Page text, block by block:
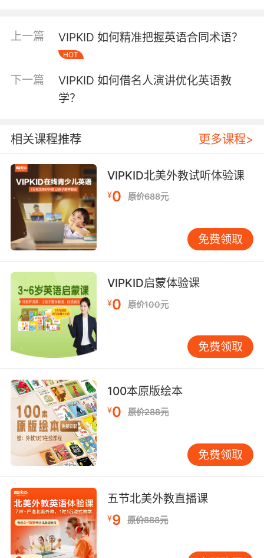
二、文化内涵与语言特色 体育解说术语是民族文
祷用语，特指绝境中的长传赌注；而“walk-off
homer”（再见全垒打）则映射北美棒球文化的戏
贯）时引入网球四大满贯赛事的文化背景，帮助
学员理解语言背后的文化基因。 隐喻修辞是解说
术语的显著特征。“iceberg melts”（冰山融化，
形容高尔夫球入水）以自然现象比喻失误，
“pick-pocket pass”（扒窃式传球，形容隐蔽助
攻）则用生活场景类比赛场瞬间。这种语言特质
要求教学者培养学员的联想思维，VIPKID开发的
“Sport Metaphors”互动游戏，通过匹配术语与
画面训练学员的隐喻表达能力。
三、教学应用与认知建构 在VIPKID的L4-L6高阶
课程中，体育解说术语成为培养批判性思维的载
体。教师引导学员对比中美解说风格差异：英超
解说偏好“fist-pumping”（握拳庆祝）等肢体化
表达，而电竞解说常用“baron steal”（抢大龙）
等游戏专属术语。通过分析ESPN与Twitch主播
的语料库，学员发现专业解说需兼顾技术准确性
与情绪感染力。 多模态教学实践显示，结合AR技
术的虚拟观赛模式能显著提升学习效果。当学员
佩戴设备“亲临”超级碗现场时，实时弹出的术语
注解（如“field goal block”拦网成功）与空间音
效结合，使语言输入转化为情境记忆。数据显
示，该模式下学员对复杂术语的掌握度较传统教
学提高65%（VIPKID教研中心，2023）。
四、跨文化传播与价值延伸 体育术语的全球化演
变折射文化融合趋势。“dim sum basketball”
（点心篮球，指节奏短促的比赛）等中式借译词
上一篇 VIPKID 如何精准把握英语合同术语？
HOT
下一篇
VIPKID 如何借名人演讲优化英语教
学？
相关课程推荐 更多课程>
VIPKID北美外教试听体验课
¥0 原价688元
免费领取
VIPKID启蒙体验课
¥0 原价100元
免费领取
100本原版绘本
¥0 原价288元
免费领取
五节北美外教直播课
¥9 原价888元